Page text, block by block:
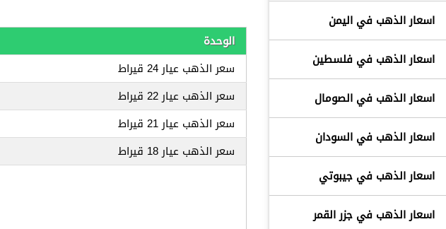
اسعار الذهب في اليمن
اسعار الذهب في فلسطين
اسعار الذهب في الصومال
اسعار الذهب في السودان
اسعار الذهب في جيبوتي
اسعار الذهب في جزر القمر‎
الوحدة
سعر الذهب عيار 24 قيراط
سعر الذهب عيار 22 قيراط
سعر الذهب عيار 21 قيراط
سعر الذهب عيار 18 قيراط